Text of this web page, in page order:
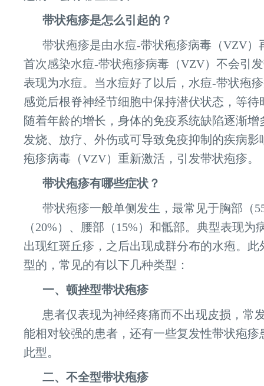
带状疱疹是怎么引起的？
带状疱疹是由水痘-带状疱疹病毒（VZV）
首次感染水痘-带状疱疹病毒（VZV）不会引
表现为水痘。当水痘好了以后，水痘-带状疱
感觉后根脊神经节细胞中保持潜伏状态，等待
随着年龄的增长，身体的免疫系统缺陷逐渐增
发烧、放疗、外伤或可导致免疫抑制的疾病影
疱疹病毒（VZV）重新激活，引发带状疱疹。
带状疱疹有哪些症状？
带状疱疹一般单侧发生，最常见于胸部（
（20%）、腰部（15%）和骶部。典型表现为
出现红斑丘疹，之后出现成群分布的水疱。此
型的，常见的有以下几种类型：
一、顿挫型带状疱疹
患者仅表现为神经疼痛而不出现皮损，常
能相对较强的患者，还有一些复发性带状疱疹
此型。
二、不全型带状疱疹